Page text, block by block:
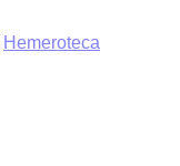
Hemeroteca